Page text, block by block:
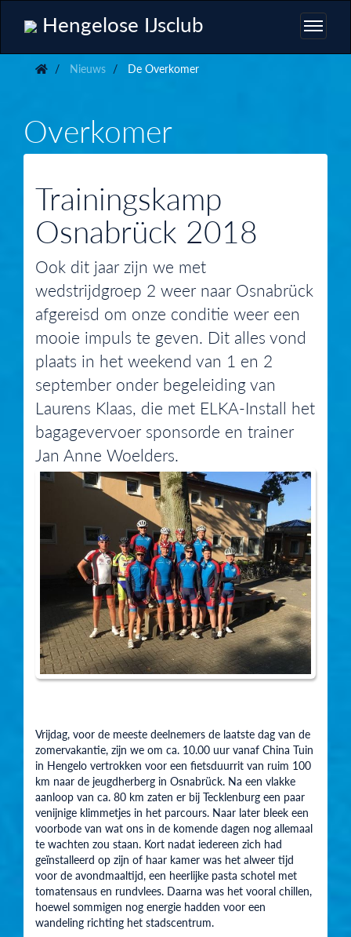
Hengelose IJsclub
Nieuws De Overkomer
Overkomer
Trainingskamp
Osnabrück 2018
Ook dit jaar zijn we met
wedstrijdgroep 2 weer naar Osnabrück
afgereisd om onze conditie weer een
mooie impuls te geven. Dit alles vond
plaats in het weekend van 1 en 2
september onder begeleiding van
Laurens Klaas, die met ELKA-Install het
bagagevervoer sponsorde en trainer
Jan Anne Woelders.
Vrijdag, voor de meeste deelnemers de laatste dag van de
zomervakantie, zijn we om ca. 10.00 uur vanaf China Tuin
in Hengelo vertrokken voor een fietsduurrit van ruim 100
km naar de jeugdherberg in Osnabrück. Na een vlakke
aanloop van ca. 80 km zaten er bij Tecklenburg een paar
venijnige klimmetjes in het parcours. Naar later bleek een
voorbode van wat ons in de komende dagen nog allemaal
te wachten zou staan. Kort nadat iedereen zich had
geïnstalleerd op zijn of haar kamer was het alweer tijd
voor de avondmaaltijd, een heerlijke pasta schotel met
tomatensaus en rundvlees. Daarna was het vooral chillen,
hoewel sommigen nog energie hadden voor een
wandeling richting het stadscentrum.